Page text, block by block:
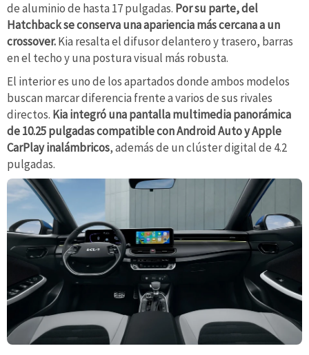
de aluminio de hasta 17 pulgadas. Por su parte, del
Hatchback se conserva una apariencia más cercana a un
crossover.Kia resalta el difusor delantero y trasero, barras
en el techo y una postura visual más robusta.
El interior es uno de los apartados donde ambos modelos
buscan marcar diferencia frente a varios de sus rivales
directos. Kia integró una pantalla multimedia panorámica
de 10.25 pulgadas compatible con Android Auto y Apple
CarPlay inalámbricos, además de un clúster digital de 4.2
pulgadas.